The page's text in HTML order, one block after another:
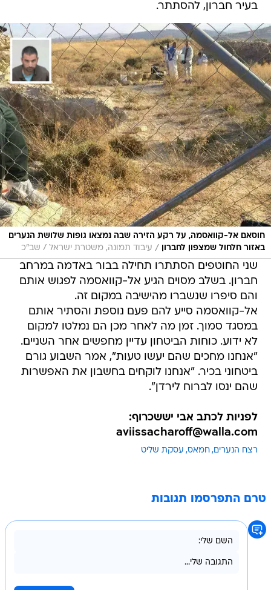
בעיר חברון, להסתתר.
חוסאם אל-קוואסמה, על רקע הזירה שבה נמצאו גופות שלושת הנערים
באזור חלחול שמצפון לחברון
/ עיבוד תמונה, משטרת ישראל / שב"כ
שני החוטפים הסתתרו תחילה בבור באדמה במרחב
חברון. בשלב מסוים הגיע אל-קוואסמה לפגוש אותם
והם סיפרו שנשברו מהישיבה במקום זה.
אל-קוואסמה סייע להם פעם נוספת והסתיר אותם
במסגד סמוך. זמן מה לאחר מכן הם נמלטו למקום
לא ידוע. כוחות הביטחון עדיין מחפשים אחר השניים.
"אנחנו מחכים שהם יעשו טעות", אמר השבוע גורם
ביטחוני בכיר. "אנחנו לוקחים בחשבון את האפשרות
שהם ינסו לברוח לירדן".
לפניות לכתב אבי יששכרוף:
aviissacharoff@walla.com
רצח הנערים חמאס עסקת שליט
טרם התפרסמו תגובות